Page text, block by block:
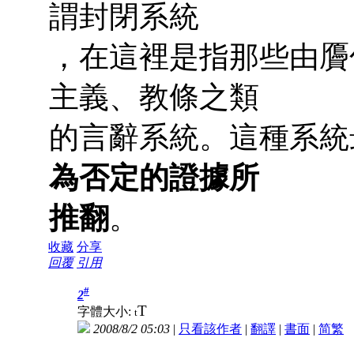
謂封閉系統
，在這裡是指那些由
主義、教條之類
的言辭系統。這種系
為否定的證據所
推翻。
收藏 分享
回覆 引用
2#
字體大小: tT
2008/8/2 05:03 | 只看該作者 | 翻譯 | 書面 | 简繁